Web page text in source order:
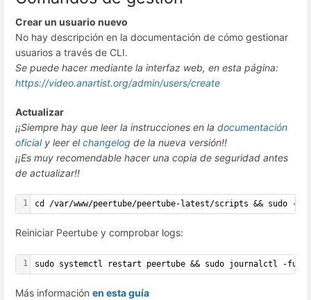
Crear un usuario nuevo
No hay descripción en la documentación de cómo gestionar
usuarios a través de CLI.
Se puede hacer mediante la interfaz web, en esta página:
https://video.anartist.org/admin/users/create
Actualizar
¡¡Siempre hay que leer la instrucciones en la documentación
oficialy leer elchangelog de la nueva versión!!
¡¡Es muy recomendable hacer una copia de seguridad antes
de actualizar!!
1 cd /var/www/peertube/peertube-latest/scripts && sudo -H
Reiniciar Peertube y comprobar logs:
1 sudo systemctl restart peertube && sudo journalctl -fu
Más información en esta guía